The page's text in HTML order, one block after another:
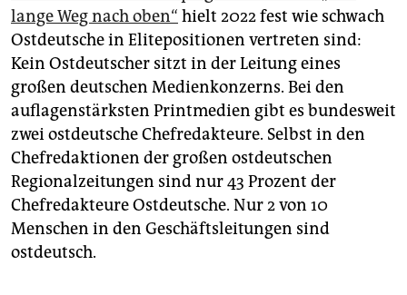
lange Weg nach oben“ hielt 2022 fest wie schwach
Ostdeutsche in Elitepositionen vertreten sind:
Kein Ostdeutscher sitzt in der Leitung eines
großen deutschen Medienkonzerns. Bei den
auflagenstärksten Printmedien gibt es bundesweit
zwei ostdeutsche Chefredakteure. Selbst in den
Chefredaktionen der großen ostdeutschen
Regionalzeitungen sind nur 43 Prozent der
Chefredakteure Ostdeutsche. Nur 2 von 10
Menschen in den Geschäftsleitungen sind
ostdeutsch.